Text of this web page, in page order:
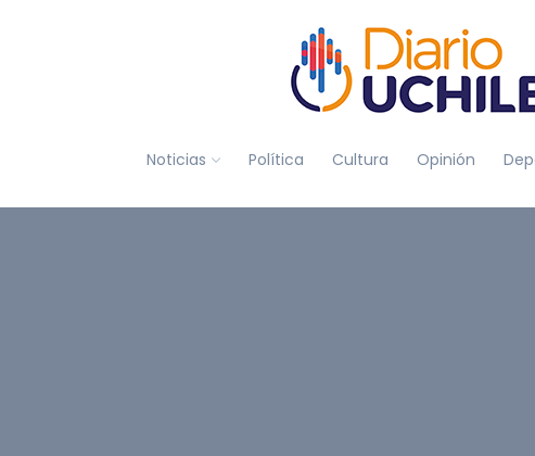
Noticias Política Cultura Opinión